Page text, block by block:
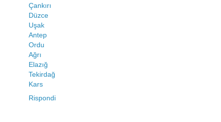
Çankırı
Düzce
Uşak
Antep
Ordu
Ağrı
Elazığ
Tekirdağ
Kars
Rispondi